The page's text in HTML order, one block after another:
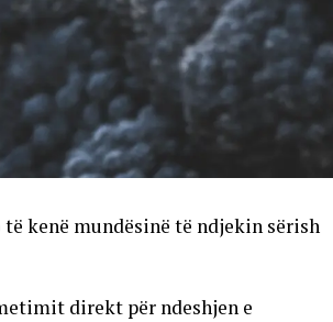
kenë mundësinë të ndjekin sërish
direkt për ndeshjen e